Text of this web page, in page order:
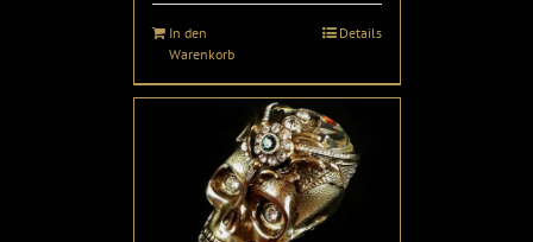
In den
Warenkorb
Details